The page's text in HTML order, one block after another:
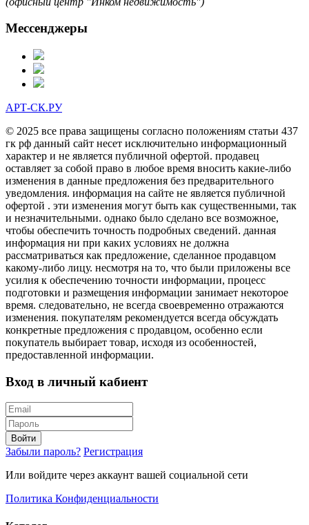
Мессенджеры
АРТ-СК.РУ
© 2025 все права защищены согласно положениям статьи 437
гк рф данный сайт несет исключительно информационный
характер и не является публичной офертой. продавец
оставляет за собой право в любое время вносить какие-либо
изменения в данные предложения без предварительного
уведомления. информация на сайте не является публичной
офертой . эти изменения могут быть как существенными, так
и незначительными. однако было сделано все возможное,
чтобы обеспечить точность подробных сведений. данная
информация ни при каких условиях не должна
рассматриваться как предложение, сделанное продавцом
какому-либо лицу. несмотря на то, что были приложены все
усилия к обеспечению точности информации, процесс
подготовки и размещения информации занимает некоторое
время. следовательно, не всегда своевременно отражаются
изменения. покупателям рекомендуется всегда обсуждать
конкретные предложения с продавцом, особенно если
покупатель выбирает товар, исходя из особенностей,
предоставленной информации.
Вход в личный кабиент
Войти
Забыли пароль? Регистрация
Или войдите через аккаунт вашей социальной сети
Политика Конфиденциальности